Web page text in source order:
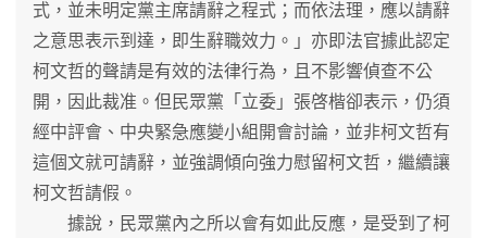
式，並未明定黨主席請辭之程式；而依法理，應以請辭
之意思表示到達，即生辭職效力。」亦即法官據此認定
柯文哲的聲請是有效的法律行為，且不影響偵查不公
開，因此裁准。但民眾黨「立委」張啓楷卻表示，仍須
經中評會、中央緊急應變小組開會討論，並非柯文哲有
這個文就可請辭，並強調傾向強力慰留柯文哲，繼續讓
柯文哲請假。
據說，民眾黨內之所以會有如此反應，是受到了柯